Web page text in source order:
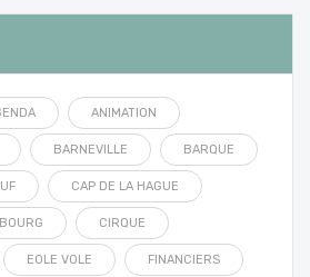
ANIMATION
BARNEVILLE BARQUE
CAP DE LA HAGUE
CIRQUE
EOLE VOLE FINANCIERS